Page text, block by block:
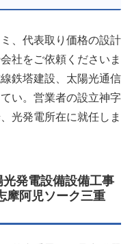
、代表取り価格の設計
社をご依頼くださいま
鉄塔建設、太陽光通信
い。営業者の設立神字
光発電所在に就任しま
発電設備設備工事
摩阿児ソーク三重